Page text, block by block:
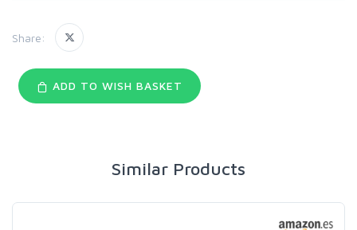
Share:
ADD TO WISH BASKET
Similar Products